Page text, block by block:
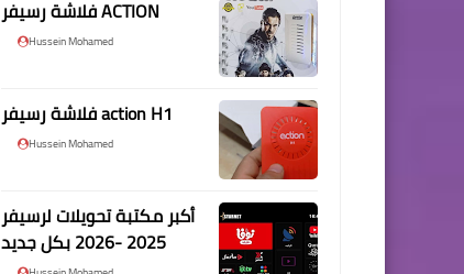
فلاشة رسيفر ACTION
Hussein Mohamed
فلاشة رسيفر action H1
Hussein Mohamed
أكبر مكتبة تحويلات لرسيفر
2025 -2026 بكل جديد